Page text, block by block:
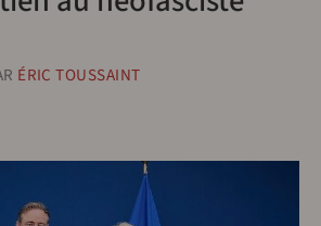
ÉRIC TOUSSAINT